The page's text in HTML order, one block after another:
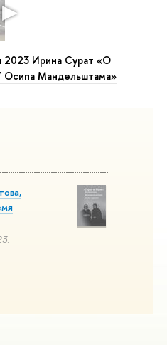
2023 Ирина Сурат «О
Осипа Мандельштама»